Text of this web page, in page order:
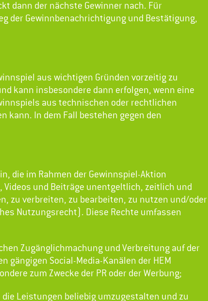
dann der nächste Gewinner nach. Für
der Gewinnbenachrichtigung und Bestätigung,
aus wichtigen Gründen vorzeitig zu
kann insbesondere dann erfolgen, wenn eine
aus technischen oder rechtlichen
kann. In dem Fall bestehen gegen den
die im Rahmen der Gewinnspiel-Aktion
und Beiträge unentgeltlich, zeitlich und
zu verbreiten, zu bearbeiten, zu nutzen und/oder
Nutzungsrecht). Diese Rechte umfassen
Zugänglichmachung und Verbreitung auf der
gängigen Social-Media-Kanälen der HEM
zum Zwecke der PR oder der Werbung;
Leistungen beliebig umzugestalten und zu